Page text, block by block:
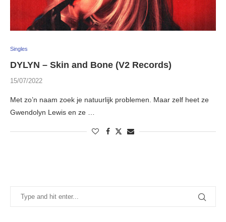
Singles
DYLYN – Skin and Bone (V2 Records)
15/07/2022
Met zo’n naam zoek je natuurlijk problemen. Maar zelf heet ze
Gwendolyn Lewis en ze …